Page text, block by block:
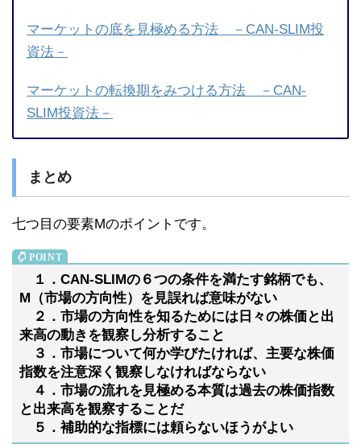
マーケットの底を見極める方法 －CAN-SLIM投
資法－
マーケットの転換期をみつける方法 －CAN-
SLIM投資法－
まとめ
七つ目の要素Mのポイントです。
１．CAN-SLIMの６つの条件を満たす銘柄でも、
M（市場の方向性）を見誤れば意味がない
２．市場の方向性を知るためには日々の株価と出
来高の動きを観察し分析すること
３．市場について何か学びたければ、主要な株価
指数を注意深く観察しなければならない
４．市場の流れを見極める本質は過去の株価指数
と出来高を観察することだ
５．補助的な指標には頼らないほうがよい